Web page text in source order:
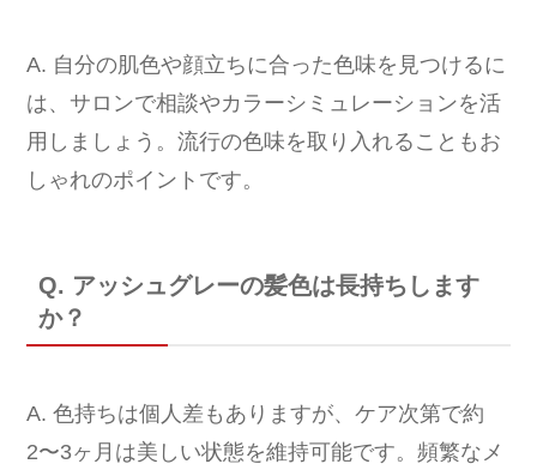
A. 自分の肌色や顔立ちに合った色味を見つけるに
は、サロンで相談やカラーシミュレーションを活
用しましょう。流行の色味を取り入れることもお
しゃれのポイントです。
Q. アッシュグレーの髪色は長持ちします
か？
A. 色持ちは個人差もありますが、ケア次第で約
2〜3ヶ月は美しい状態を維持可能です。頻繁なメ